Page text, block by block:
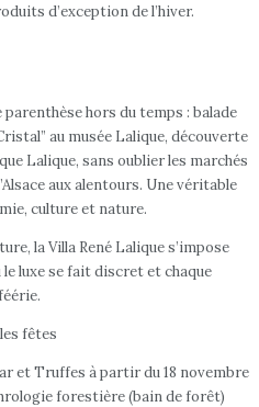
d’exception de l’hiver.
parenthèse hors du temps : balade
au musée Lalique, découverte
Lalique, sans oublier les marchés
aux alentours. Une véritable
culture et nature.
la Villa René Lalique s’impose
le luxe se fait discret et chaque
fêtes
et Truffes à partir du 18 novembre
forestière (bain de forêt)